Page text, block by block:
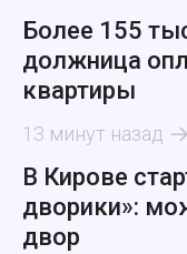
Более 155
должница
квартиры
13 минут назад
В Кирове
дворики»:
двор